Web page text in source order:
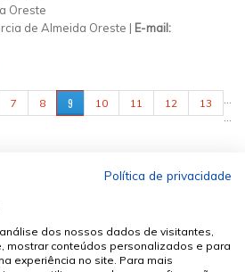
Oreste
de Almeida Oreste | E-mail:
7 8 9 10 11 12 13
Política de privacidade
dos nossos dados de visitantes,
mostrar conteúdos personalizados e para
experiência no site. Para mais